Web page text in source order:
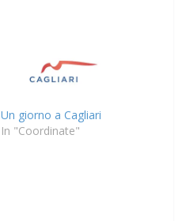
Un giorno a Cagliari
In "Coordinate"